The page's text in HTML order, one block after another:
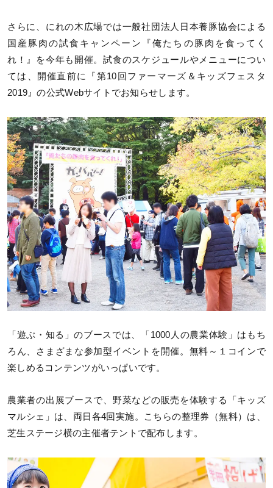
さらに、にれの木広場では一般社団法人日本養豚協会による
国産豚肉の試食キャンペーン『俺たちの豚肉を食ってく
れ！』を今年も開催。試食のスケジュールやメニューについ
ては、開催直前に『第10回ファーマーズ＆キッズフェスタ
2019』の公式Webサイトでお知らせします。
「遊ぶ・知る」のブースでは、「1000人の農業体験」はもち
ろん、さまざまな参加型イベントを開催。無料～１コインで
楽しめるコンテンツがいっぱいです。
農業者の出展ブースで、野菜などの販売を体験する「キッズ
マルシェ」は、両日各4回実施。こちらの整理券（無料）は、
芝生ステージ横の主催者テントで配布します。